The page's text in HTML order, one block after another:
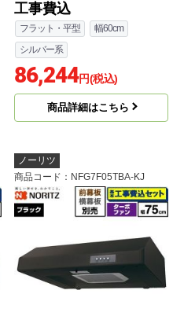
工事費込
フラット・平型
幅60cm
シルバー系
86,244円(税込)
商品詳細はこちら
ノーリツ
商品コード ：NFG7F05TBA-KJ